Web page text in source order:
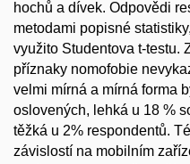
hochů a dívek. Odpovědi
metodami popisné
využito Studentova t-testu.
příznaky nomofobie
velmi mírná a mírná forma
oslovených, lehká u 18 %
těžká u 2% respondentů.
závislostí na mobilním